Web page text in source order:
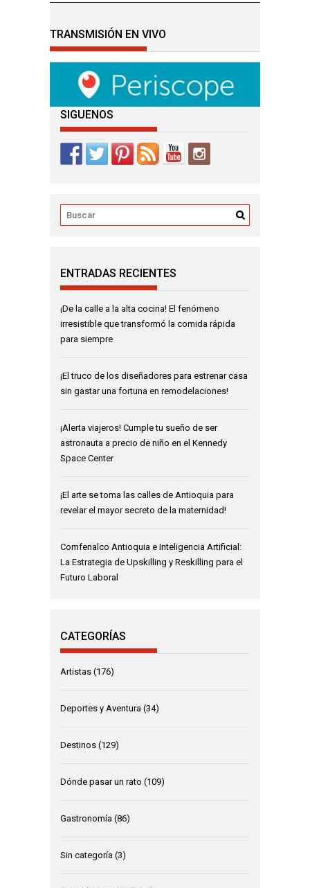
TRANSMISIÓN EN VIVO
SIGUENOS
ENTRADAS RECIENTES
¡De la calle a la alta cocina! El fenómeno
irresistible que transformó la comida rápida
para siempre
¡El truco de los diseñadores para estrenar casa
sin gastar una fortuna en remodelaciones!
¡Alerta viajeros! Cumple tu sueño de ser
astronauta a precio de niño en el Kennedy
Space Center
¡El arte se toma las calles de Antioquia para
revelar el mayor secreto de la maternidad!
Comfenalco Antioquia e Inteligencia Artificial:
La Estrategia de Upskilling y Reskilling para el
Futuro Laboral
CATEGORÍAS
Artistas (176)
Deportes y Aventura (34)
Destinos (129)
Dónde pasar un rato (109)
Gastronomía (86)
Sin categoría (3)